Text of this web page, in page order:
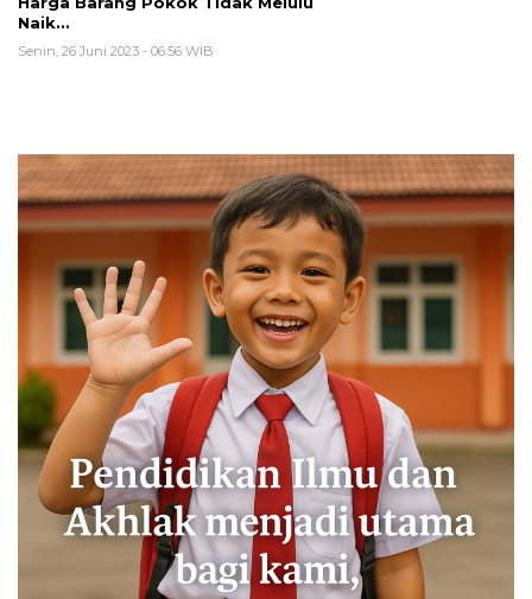
Naik…
Senin, 26 Juni 2023 - 06:56 WIB